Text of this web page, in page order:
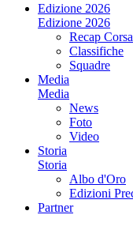
Edizione 2026
Edizione 2026
Recap Corsa
Classifiche
Squadre
Media
Media
News
Foto
Video
Storia
Storia
Albo d'Oro
Edizioni
Partner